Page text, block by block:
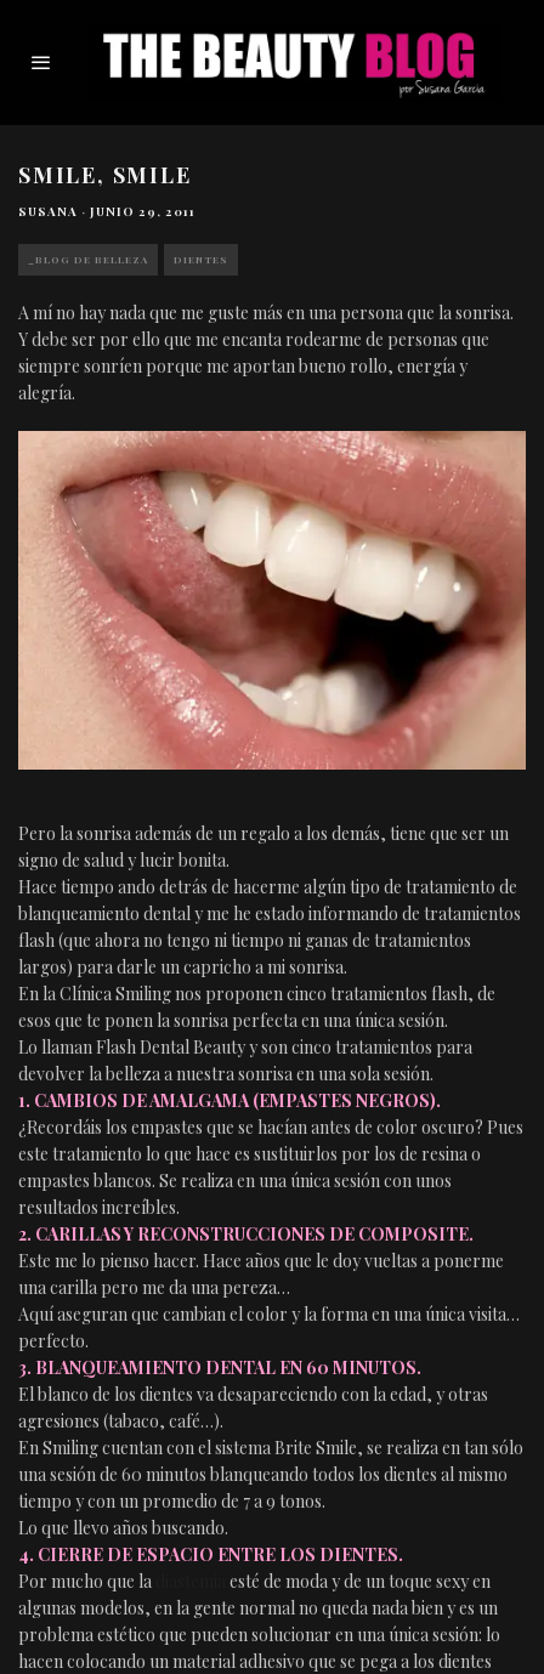
SMILE, SMILE
SUSANA · JUNIO 29, 2011
_BLOG DE BELLEZA DIENTES
A mí no hay nada que me guste más en una persona que la sonrisa.
Y debe ser por ello que me encanta rodearme de personas que
siempre sonríen porque me aportan bueno rollo, energía y
alegría.
Pero la sonrisa además de un regalo a los demás, tiene que ser un
signo de salud y lucir bonita.
Hace tiempo ando detrás de hacerme algún tipo de tratamiento de
blanqueamiento dental y me he estado informando de tratamientos
flash (que ahora no tengo ni tiempo ni ganas de tratamientos
largos) para darle un capricho a mi sonrisa.
En la Clínica Smiling nos proponen cinco tratamientos flash, de
esos que te ponen la sonrisa perfecta en una única sesión.
Lo llaman Flash Dental Beauty y son cinco tratamientos para
devolver la belleza a nuestra sonrisa en una sola sesión.
1. CAMBIOS DE AMALGAMA (EMPASTES NEGROS).
¿Recordáis los empastes que se hacían antes de color oscuro? Pues
este tratamiento lo que hace es sustituirlos por los de resina o
empastes blancos. Se realiza en una única sesión con unos
resultados increíbles.
2. CARILLAS Y RECONSTRUCCIONES DE COMPOSITE.
Este me lo pienso hacer. Hace años que le doy vueltas a ponerme
una carilla pero me da una pereza…
Aquí aseguran que cambian el color y la forma en una única visita…
perfecto.
3. BLANQUEAMIENTO DENTAL EN 60 MINUTOS.
El blanco de los dientes va desapareciendo con la edad, y otras
agresiones (tabaco, café…).
En Smiling cuentan con el sistema Brite Smile, se realiza en tan sólo
una sesión de 60 minutos blanqueando todos los dientes al mismo
tiempo y con un promedio de 7 a 9 tonos.
Lo que llevo años buscando.
4. CIERRE DE ESPACIO ENTRE LOS DIENTES.
Por mucho que la
esté de moda y de un toque sexy en
algunas modelos, en la gente normal no queda nada bien y es un
problema estético que pueden solucionar en una única sesión: lo
hacen colocando un material adhesivo que se pega a los dientes